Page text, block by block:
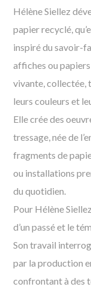
Hélène Siellez
papier recyclé,
inspiré du savoir-
affiches ou
vivante, collectée,
leurs couleurs et
Elle crée des
tressage, née de
fragments de
ou installations
du quotidien.
Pour Hélène
d’un passé et le
Son travail
par la production
confrontant à des